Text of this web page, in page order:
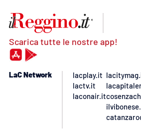
Scarica tutte le nostre app!
LaC Network
lacplay.it
lactv.it
laconair.it